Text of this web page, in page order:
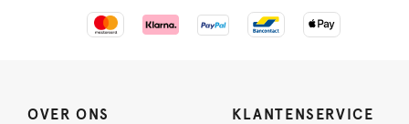
OVER ONS KLANTENSERVICE